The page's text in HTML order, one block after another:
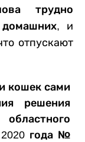
трудно
и
отпускают
кошек сами
решения
2020 года №